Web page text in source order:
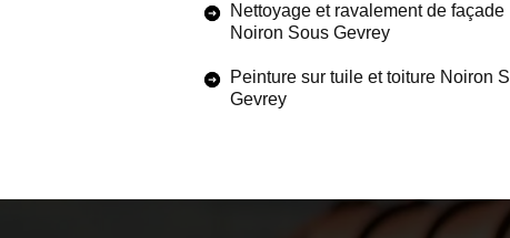
Nettoyage et ravalement de façade
Noiron Sous Gevrey
Peinture sur tuile et toiture Noiron
Gevrey